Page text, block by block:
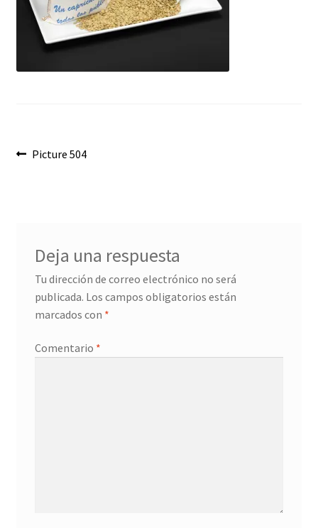
Finalizar compra
Mi cuenta
Pescados y Mariscos
Política de Privacidad Y Cookies
Navegación
Anterior:
Picture 504
Deja una respuesta
Tu dirección de correo electrónico no será
publicada. Los campos obligatorios están
marcados con *
Comentario *